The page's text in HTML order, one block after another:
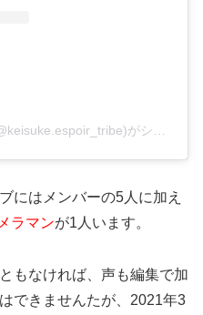
にはメンバーの5人に加え
ラマンが1人います。
もなければ、声も編集で加
できませんたが、2021年3